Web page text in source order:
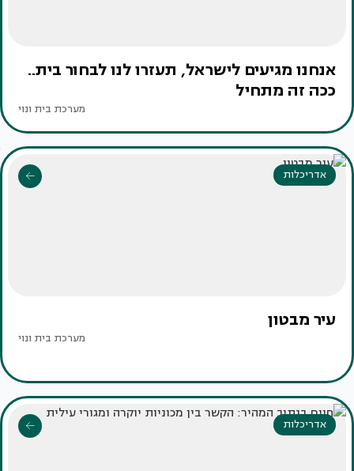
אנחנו מגיעים לישראל, תעזרו לנו לבחור בית..
ככה זה מתחיל
מערכת בית ונוי
אדריכלות
עיר מבטון
מערכת בית ונוי
אדריכלות